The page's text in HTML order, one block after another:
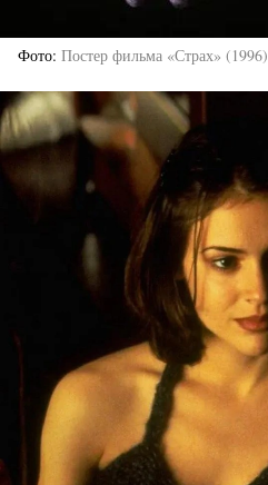
Фото Постер фильма «Страх» (1996)